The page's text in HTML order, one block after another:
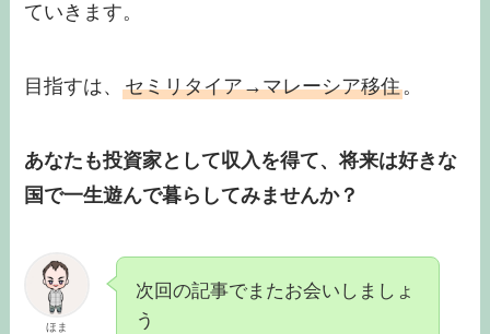
ていきます。
目指すは、セミリタイア→マレーシア移住。
あなたも投資家として収入を得て、将来は好きな
国で一生遊んで暮らしてみませんか？
ほま
次回の記事でまたお会いしましょ
う